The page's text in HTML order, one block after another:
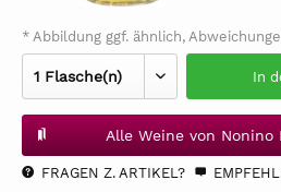
* Abbildung ggf. ähnlich,
In
Alle Weine von
FRAGEN Z. ARTIKEL?